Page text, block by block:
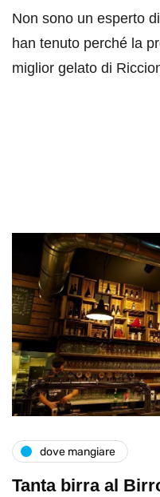
Non sono un esperto
han tenuto perché la
miglior gelato di
dove mangiare
Tanta birra al